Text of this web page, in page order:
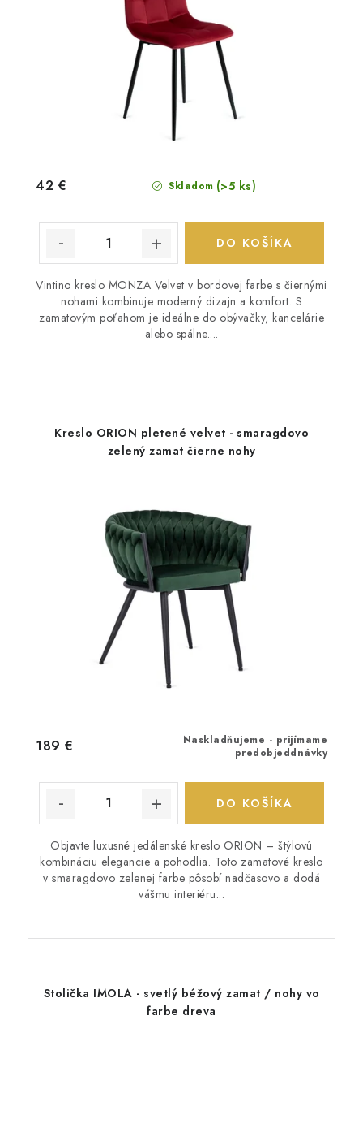
Skladom (>5 ks)
42 €
DO KOŠÍKA
Vintino kreslo MONZA Velvet v bordovej farbe s čiernými
nohami kombinuje moderný dizajn a komfort. S
zamatovým poťahom je ideálne do obývačky, kancelárie
alebo spálne....
Kreslo ORION pletené velvet - smaragdovo
zelený zamat čierne nohy
Naskladňujeme - prijímame
predobjeddnávky
189 €
DO KOŠÍKA
Objavte luxusné jedálenské kreslo ORION – štýlovú
kombináciu elegancie a pohodlia. Toto zamatové kreslo
v smaragdovo zelenej farbe pôsobí nadčasovo a dodá
vášmu interiéru...
Stolička IMOLA - svetlý béžový zamat / nohy vo
farbe dreva